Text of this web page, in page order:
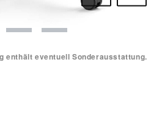
enthält eventuell Sonderausstattung.